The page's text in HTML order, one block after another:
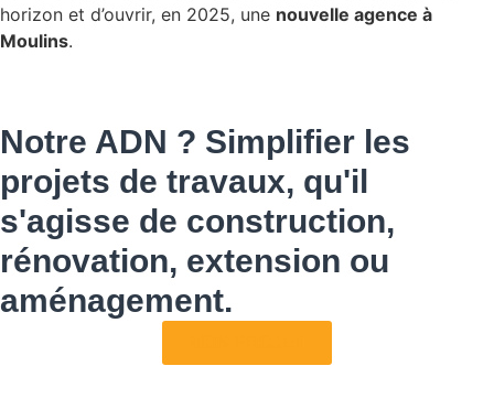
horizon et d’ouvrir, en 2025, une nouvelle agence à
Moulins.
Notre ADN ? Simplifier les
projets de travaux, qu'il
s'agisse de construction,
rénovation, extension ou
aménagement.